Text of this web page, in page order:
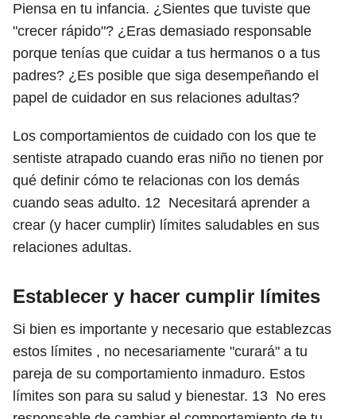
Piensa en tu infancia. ¿Sientes que tuviste que
"crecer rápido"? ¿Eras demasiado responsable
porque tenías que cuidar a tus hermanos o a tus
padres? ¿Es posible que siga desempeñando el
papel de cuidador en sus relaciones adultas?
Los comportamientos de cuidado con los que te
sentiste atrapado cuando eras niño no tienen por
qué definir cómo te relacionas con los demás
cuando seas adulto. 12 Necesitará aprender a
crear (y hacer cumplir) límites saludables en sus
relaciones adultas.
Establecer y hacer cumplir límites
Si bien es importante y necesario que establezcas
estos límites , no necesariamente "curará" a tu
pareja de su comportamiento inmaduro. Estos
límites son para su salud y bienestar. 13 No eres